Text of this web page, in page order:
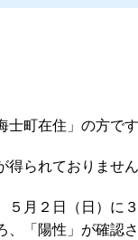
町在住」の方です
られておりませ
５月２日（日）に
「陽性」が確認さ